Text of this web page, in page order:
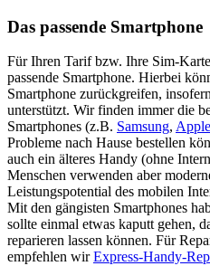
Das passende Smartphone
Für Ihren Tarif bzw. Ihre Sim-
passende Smartphone. Hierbei
Smartphone zurückgreifen,
unterstützt. Wir finden immer die
Smartphones (z.B. Samsung, Apple
Probleme nach Hause bestellen
auch ein älteres Handy (ohne
Menschen verwenden aber
Leistungspotential des mobilen
Mit den gängisten Smartphones
sollte einmal etwas kaputt gehen,
reparieren lassen können. Für
empfehlen wirExpress-Handy-